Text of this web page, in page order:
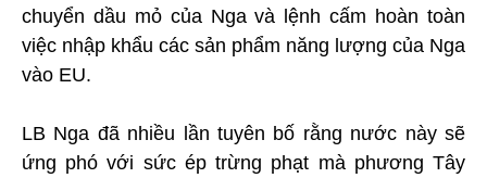
chuyển dầu mỏ của Nga và lệnh cấm hoàn toàn
việc nhập khẩu các sản phẩm năng lượng của Nga
vào EU.
LB Nga đã nhiều lần tuyên bố rằng nước này sẽ
ứng phó với sức ép trừng phạt mà phương Tây